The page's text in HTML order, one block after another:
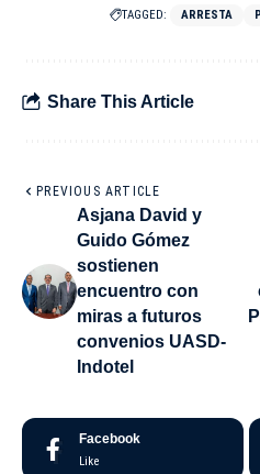
TAGGED: ARRESTA
Share This Article
PREVIOUS ARTICLE
Asjana David y
Guido Gómez
sostienen
encuentro con
miras a futuros
convenios UASD-
Indotel
Facebook
Like